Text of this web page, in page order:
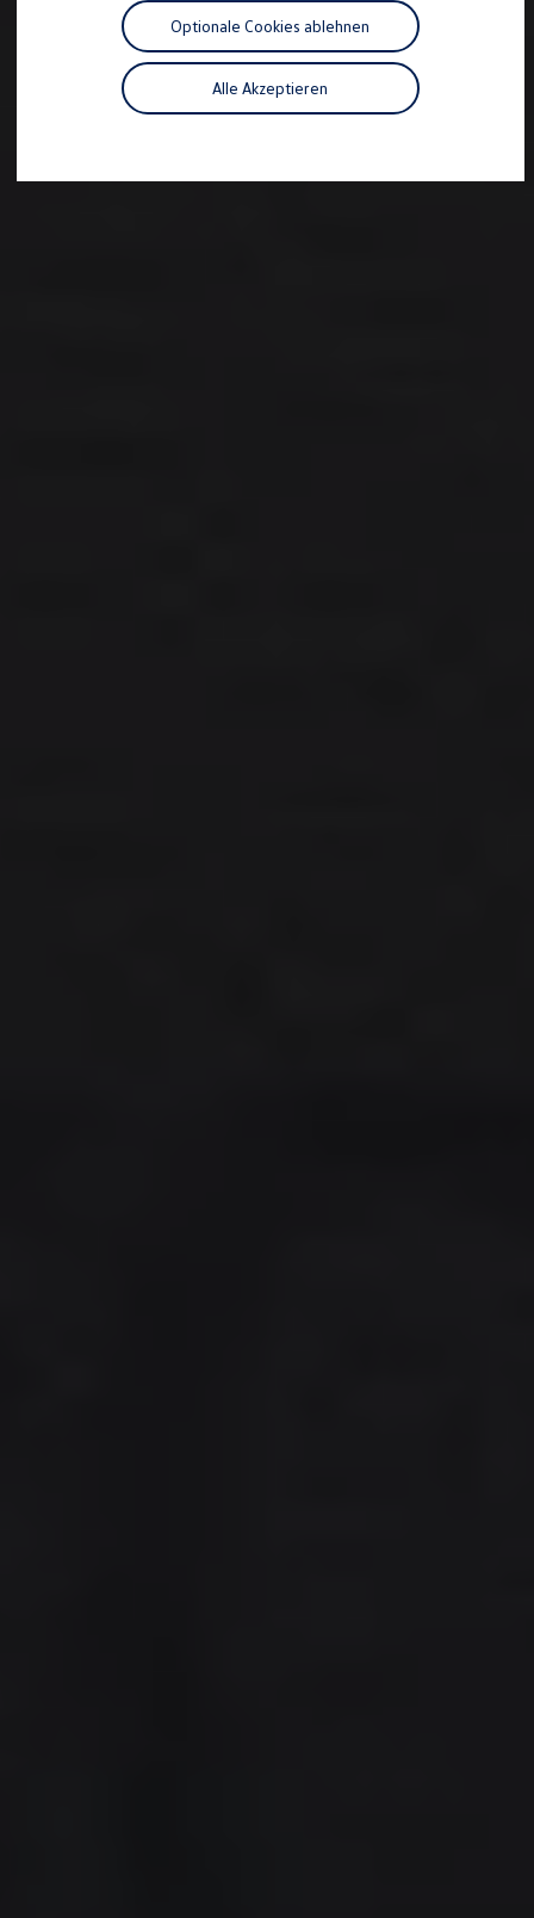
California App
California Lifestyle & Zubehör
Übernachten im California
Unternehmen
Karriere
Nachhaltigkeit
Alle Akzeptieren
Optionale Cookies ablehnen